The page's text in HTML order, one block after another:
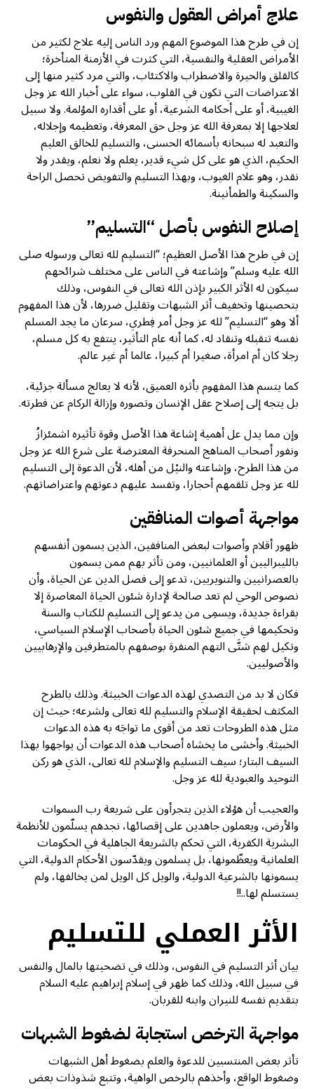
علاج أمراض العقول والنفوس
إن في طرح هذا الموضوع المهم ورد الناس إليه علاج لكثير من
الأمراض العقلية والنفسية، التي كثرت في الأزمنة المتأخرة؛
كالقلق والحيرة والاضطراب والاكتئاب، والتي مرد كثير منها إلى
الاعتراضات التي تكون في القلوب، سواء على أخبار الله عز وجل
الغيبية، أو على أحكامه الشرعية، أو على أقداره المؤلمة. ولا سبيل
لعلاجها إلا بمعرفة الله عز وجل حق المعرفة، وتعظيمه وإجلاله،
والتعبد له سبحانه بأسمائه الحسنى، والتسليم للخالق العليم
الحكيم، الذي هو على كل شيء قدير، يعلم ولا نعلم، ويقدر ولا
نقدر، وهو علام الغيوب، وبهذا التسليم والتفويض تحصل الراحة
والسكينة والطمأنينة.
إصلاح النفوس بأصل “التسليم”
إن في طرح هذا الأصل العظيم؛ “التسليم لله تعالى ورسوله صلى
الله عليه وسلم” وإشاعته في الناس على مختلف شرائحهم
سيكون له الأثر الكبير بإذن الله تعالى في النفوس، وذلك
بتحصينها وتخفيف أثر الشبهات وتقليل ضررها، لأن هذا المفهوم
ألا وهو “التسليم” لله عز وجل أمر فِطري، سرعان ما يجد المسلم
نفسه تتقبله وتنقاد له، كما أنه عام التأثير، ينتفع به كل مسلم،
رجلا كان أم امرأة، صغيرا أم كبيرا، عالما أم غير عالم.
کما يتسم هذا المفهوم بأثره العميق، لأنه لا يعالج مسألة جزئية،
بل يتجه إلى إصلاح عقل الإنسان وتصوره وإزالة الركام عن فطرته.
وإن مما يدل عل أهمية إشاعة هذا الأصل وقوة تأثيره اشمئزازُ
ونفور أصحاب المناهج المنحرفة المعترضة على شرع الله عز وجل
من هذا الطرح، وإشاعته والنيْل من أهله، لأن الدعوة إلى التسليم
لله عز وجل تلقمهم أحجارا، وتفسد عليهم دعوتهم واعتراضاتهم.
مواجهة أصوات المنافقين
ظهور أقلام وأصوات لبعض المنافقين، الذين يسمون أنفسهم
بالليبراليين أو العلمانيين، ومن تأثر بهم ممن يسمون
بالعصرانيين والتنويريين، تدعو إلى فصل الدين عن الحياة، وأن
نصوص الوحي لم تعد صالحة لإدارة شئون الحياة المعاصرة إلا
بقراءة جديدة، ويسمِى من يدعو إلى التسليم للكتاب والسنة
وتحكيمها في جميع شئون الحياة بأصحاب الإسلام السياسي،
وتكيل لهم شتَّى التهم المنفرة بوصفهم بالمتطرفين والإرهابيين
والأصوليين.
فكان لا بد من التصدي لهذه الدعوات الخبيثة. وذلك بالطرح
المكثف لحقيقة الإسلام والتسليم لله تعالى ولشرعه؛ حيث إن
مثل هذه الطروحات تعد من أقوى ما تواجَه به هذه الدعوات
الخبيثة. وأخشى ما يخشاه أصحاب هذه الدعوات أن يواجهوا بهذا
السيف البتار؛ سيف التسليم والإسلام لله تعالى، الذي هو ركن
التوحيد والعبودية لله عز وجل.
والعجيب أن هؤلاء الذين يتجرأون على شريعة رب السموات
والأرض، ويعملون جاهدين على إقصائها، نجدهم يسلّمون للأنظمة
البشرية الكفرية، التي تحكم بالشريعة الجاهلية في الحكومات
العلمانية ويعظّمونها، بل يسلمون ويقدّسون الأحكام الدولية، التي
يسمونها بالشرعية الدولية، والويل كل الويل لمن يخالفها، ولم
يستسلم لها..!!
الأثر العملي للتسليم
بيان أثر التسليم في النفوس، وذلك في تضحيتها بالمال والنفس
في سبيل الله، وذلك كما ظهر في إسلام إبراهيم عليه السلام
بتقديم نفسه للنيران وابنه للقربان.
مواجهة الترخص استجابة لضغوط الشبهات
تأثر بعض المنتسبين للدعوة والعلم بضغوط أهل الشبهات
وضغوط الواقع، وأخذهم بالرخص الواهية، وتتبع شذوذات بعض